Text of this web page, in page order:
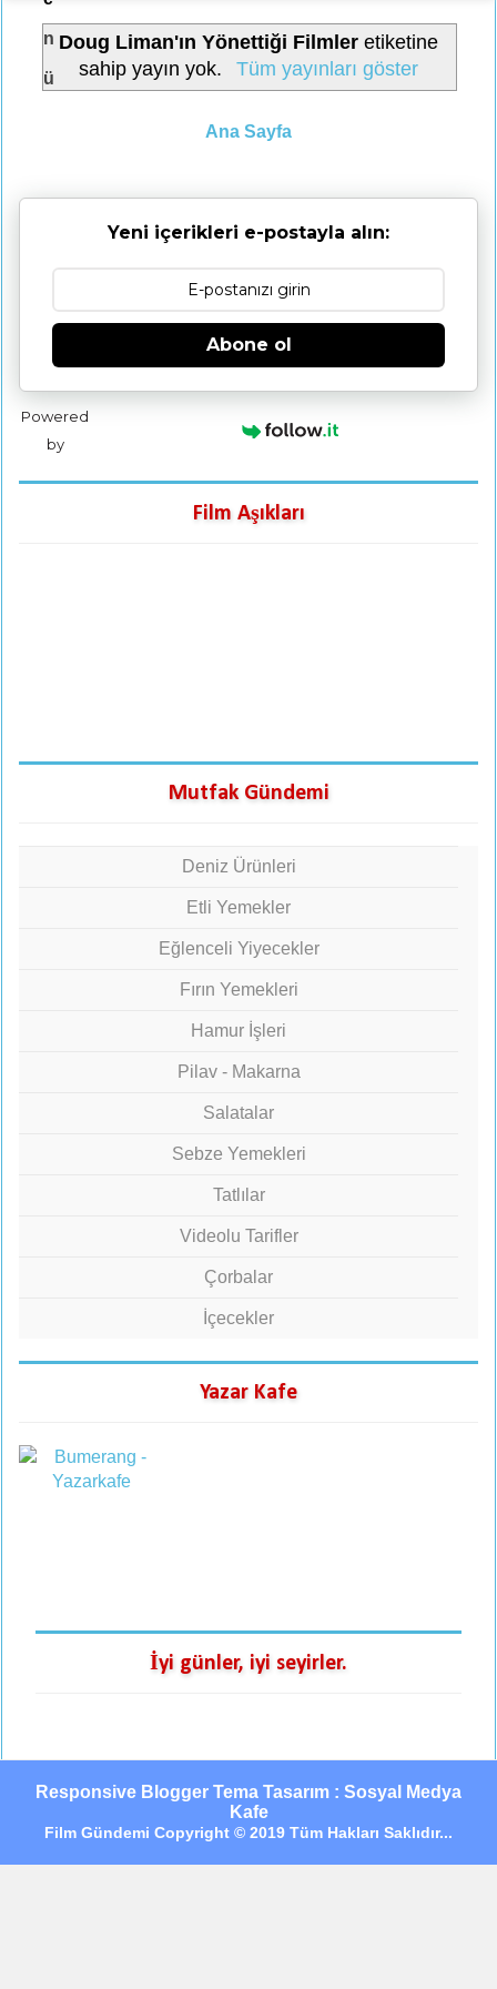
n
ü
Doug Liman'ın Yönettiği Filmler etiketine
sahip yayın yok.
Tüm yayınları göster
Ana Sayfa
Yeni içerikleri e-postayla alın:
Abone ol
Powered
by
Film Aşıkları
Mutfak Gündemi
Deniz Ürünleri
Etli Yemekler
Eğlenceli Yiyecekler
Fırın Yemekleri
Hamur İşleri
Pilav - Makarna
Salatalar
Sebze Yemekleri
Tatlılar
Videolu Tarifler
Çorbalar
İçecekler
Yazar Kafe
İyi günler, iyi seyirler.
Responsive Blogger Tema Tasarım : Sosyal Medya
Kafe
Film Gündemi Copyright © 2019 Tüm Hakları Saklıdır...